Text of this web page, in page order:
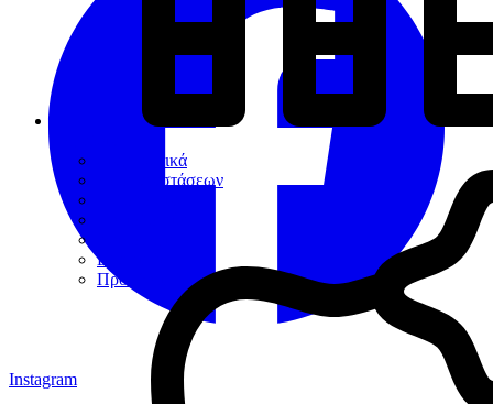
Διαγνωστικά
Αποκαταστάσεων
Εξακτικής
Προσθετικής
Instagram